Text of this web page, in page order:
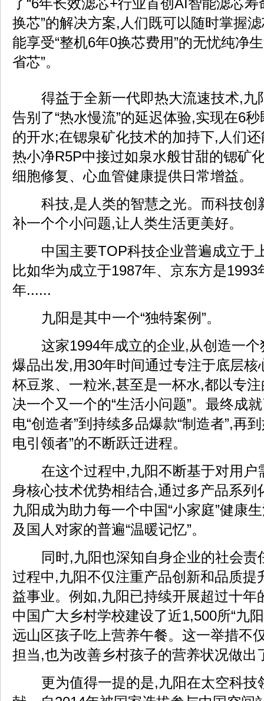
了“6年长效滤芯+行业首创AI智能滤芯
换芯”的解决方案,人们既可以随时掌握
能享受“整机6年0换芯费用”的无忧纯净
省芯”。
得益于全新一代即热大流速技术,九
告别了“热水慢流”的延迟体验,实现在6
的开水;在锶泉矿化技术的加持下,人们
热小净R5P中接过如泉水般甘甜的锶矿
细胞修复、心血管健康提供日常增益。
科技,是人类的智慧之光。而科技创
补一个个小问题,让人类生活更美好。
中国主要TOP科技企业普遍成立于
比如华为成立于1987年、京东方是1993
年......
九阳是其中一个“独特案例”。
这家1994年成立的企业,从创造一个
爆品出发,用30年时间通过专注于底层核
杯豆浆、一粒米,甚至是一杯水,都以专
决一个又一个的“生活小问题”。最终成
电“创造者”到持续多品爆款“制造者”,再
电引领者”的不断跃迁进程。
在这个过程中,九阳不断基于对用户
身核心技术优势相结合,通过多产品系列
九阳成为助力每一个中国“小家庭”健康
及国人对家的普遍“温暖记忆”。
同时,九阳也深知自身企业的社会责
过程中,九阳不仅注重产品创新和品质提
益事业。例如,九阳已持续开展超过十年
中国广大乡村学校建设了近1,500所“九
远山区孩子吃上营养午餐。这一举措不
担当,也为改善乡村孩子的营养状况做出
更为值得一提的是,九阳在太空科技